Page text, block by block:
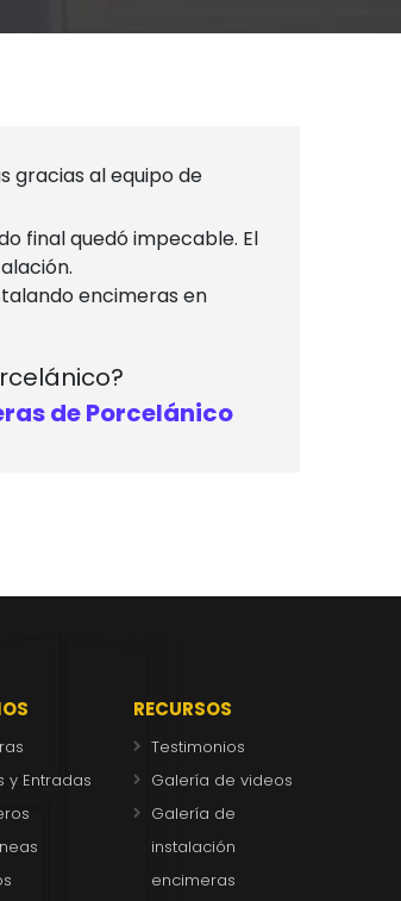
gracias al equipo de
final quedó impecable. El
encimeras en
de Porcelánico
y Entradas
RECURSOS
Testimonios
Galería de videos
Galería de
instalación
encimeras